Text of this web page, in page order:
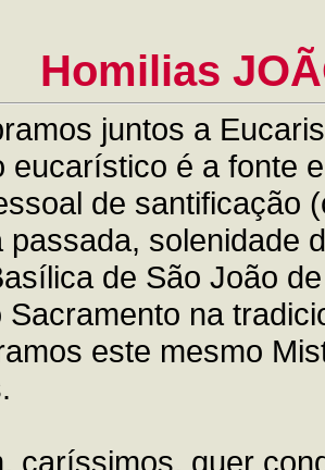
Homilias
juntos a
eucarístico é a fonte
de santificação
passada, solenidade
de São João
na
este mesmo
caríssimos, quer